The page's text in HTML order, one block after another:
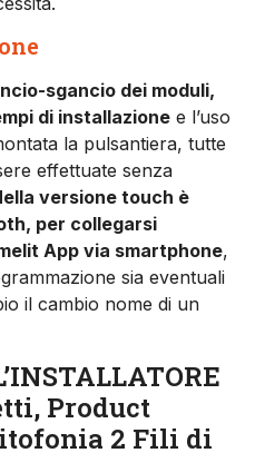
sgancio dei moduli,
di installazione e l’uso
la pulsantiera, tutte
effettuate senza
versione touch è
per collegarsi
App via smartphone,
sia eventuali
il cambio nome di un
Product
2 Fili di